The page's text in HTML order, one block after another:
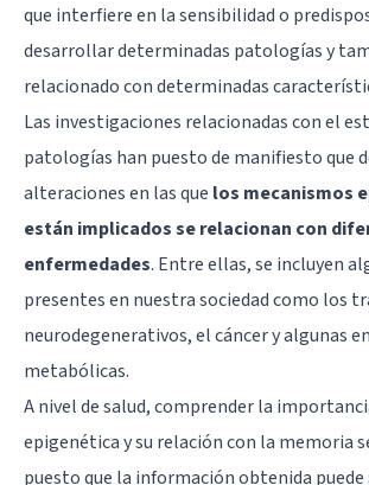
que interfiere en la sensibilidad o
desarrollar determinadas patologías y
relacionado con determinadas
Las investigaciones relacionadas con el
patologías han puesto de manifiesto que
alteraciones en las que los mecanismos
están implicados se relacionan con
enfermedades. Entre ellas, se incluyen
presentes en nuestra sociedad como los
neurodegenerativos, el cáncer y algunas
metabólicas.
A nivel de salud, comprender la
epigenética y su relación con la memoria
puesto que la información obtenida puede